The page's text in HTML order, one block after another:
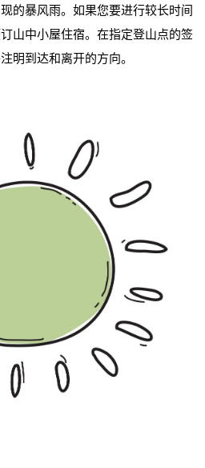
的暴风雨。如果您要进行较长时间
山中小屋住宿。在指定登山点的签
明到达和离开的方向。